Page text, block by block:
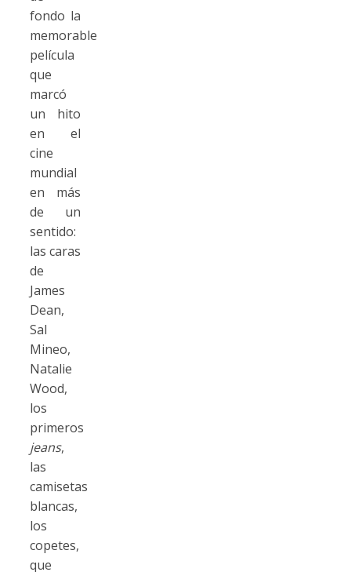
fondo la
memorable
película
que
marcó
un hito
en el
cine
mundial
en más
de un
sentido:
las caras
de
James
Dean,
Sal
Mineo,
Natalie
Wood,
los
primeros
jeans,
las
camisetas
blancas,
los
copetes,
que